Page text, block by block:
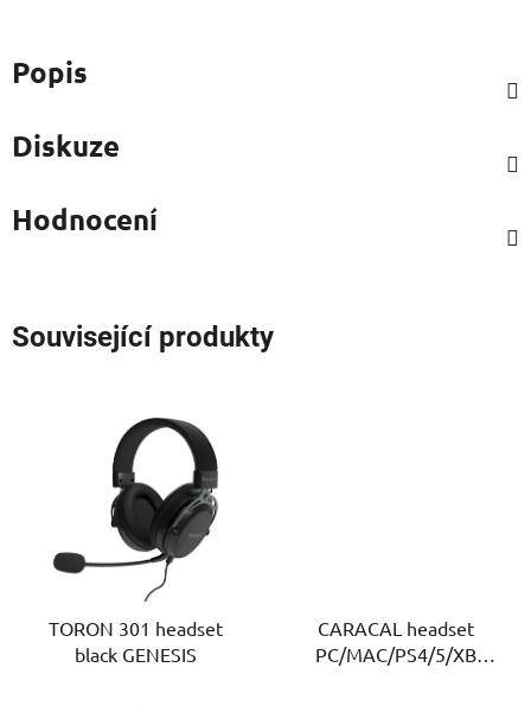
Popis
Diskuze
Hodnocení
Související produkty
TORON 301 headset
black GENESIS
CARACAL headset
PC/MAC/PS4/5/XB